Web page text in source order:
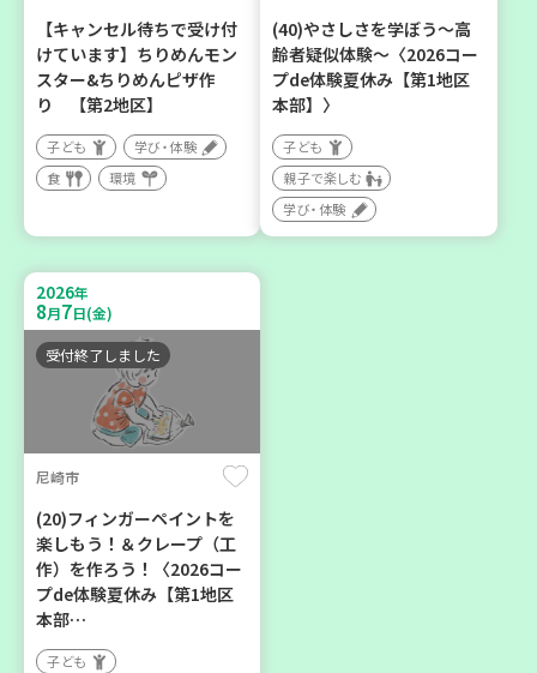
神戸市兵庫区
【第3地区本部】住み慣れた
くらしの助け合いの会」
（会場：兵庫）
ボランティア
豊中市
ソーセージの飾り切りにチ
ャレンジしましょう
日(金)
神戸市西区
部門のプロ（？）がコープ
のイチオシ商品を語る
【キャンセル待ちで受け付
けています】ちりめんモン
スター&ちりめんピザ作
り 【第2地区】
子ども
学び・体験
食
環境
(40)やさしさを学ぼう～高
齢者疑似体験～〈2026コー
プde体験夏休み【第1地区
本部】〉
子ども
親子で楽しむ
学び・体験
2026年
8月7日(金)
受付終了しました
尼崎市
(20)フィンガーペイントを
楽しもう！＆クレープ（工
作）を作ろう！〈2026コー
プde体験夏休み【第1地区
本部…
子ども